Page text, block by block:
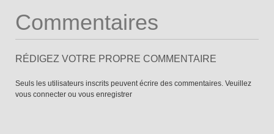
Commentaires
RÉDIGEZ VOTRE PROPRE COMMENTAIRE
Seuls les utilisateurs inscrits peuvent écrire des commentaires. Veuillez
vous connecter ou vous enregistrer